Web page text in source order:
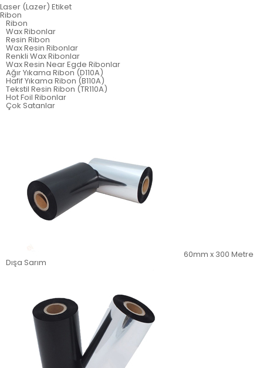
Laser (Lazer) Etiket
Ribon
Ribon
Wax Ribonlar
Resin Ribon
Wax Resin Ribonlar
Renkli Wax Ribonlar
Wax Resin Near Egde Ribonlar
Ağır Yıkama Ribon (D110A)
Hafif Yıkama Ribon (B110A)
Tekstil Resin Ribon (TR110A)
Hot Foil Ribonlar
Çok Satanlar
60mm x 300 Metre
Dışa Sarım